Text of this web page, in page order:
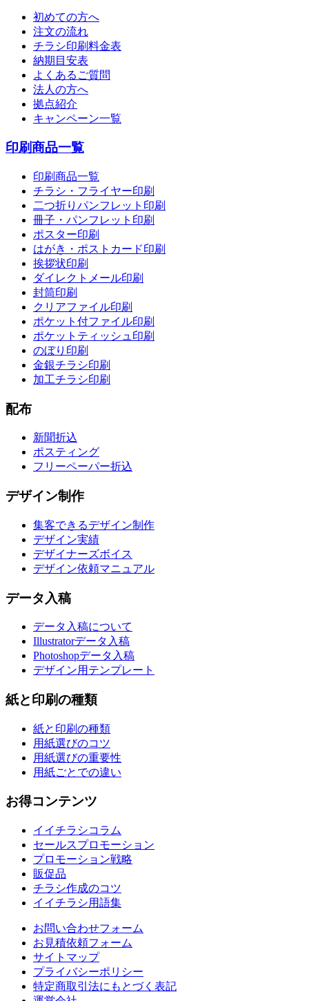
初めての方へ
注文の流れ
チラシ印刷料金表
納期目安表
よくあるご質問
法人の方へ
拠点紹介
キャンペーン一覧
印刷商品一覧
印刷商品一覧
チラシ・フライヤー印刷
二つ折りパンフレット印刷
冊子・パンフレット印刷
ポスター印刷
はがき・ポストカード印刷
挨拶状印刷
ダイレクトメール印刷
封筒印刷
クリアファイル印刷
ポケット付ファイル印刷
ポケットティッシュ印刷
のぼり印刷
金銀チラシ印刷
加工チラシ印刷
配布
新聞折込
ポスティング
フリーペーパー折込
デザイン制作
集客できるデザイン制作
デザイン実績
デザイナーズボイス
デザイン依頼マニュアル
データ入稿
データ入稿について
Illustratorデータ入稿
Photoshopデータ入稿
デザイン用テンプレート
紙と印刷の種類
紙と印刷の種類
用紙選びのコツ
用紙選びの重要性
用紙ごとでの違い
お得コンテンツ
イイチラシコラム
セールスプロモーション
プロモーション戦略
販促品
チラシ作成のコツ
イイチラシ用語集
お問い合わせフォーム
お見積依頼フォーム
サイトマップ
プライバシーポリシー
特定商取引法にもとづく表記